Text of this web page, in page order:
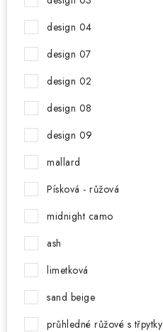
design 04
design 07
design 02
design 08
design 09
mallard
Písková - růžová
midnight camo
ash
limetková
sand beige
průhledné růžové s třpytky